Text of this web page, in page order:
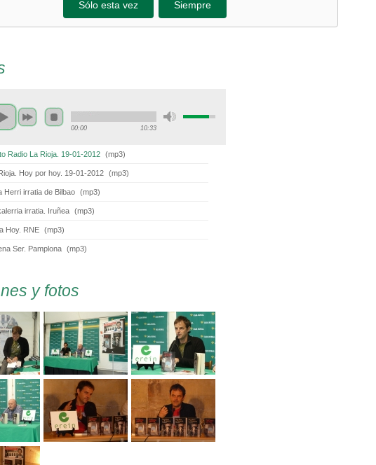
Sólo esta vez Siempre
00:00 10:33
Radio La Rioja. 19-01-2012 (mp3)
Hoy por hoy. 19-01-2012 (mp3)
Herri irratia de Bilbao (mp3)
irratia. Iruñea (mp3)
Hoy. RNE (mp3)
Ser. Pamplona (mp3)
y fotos